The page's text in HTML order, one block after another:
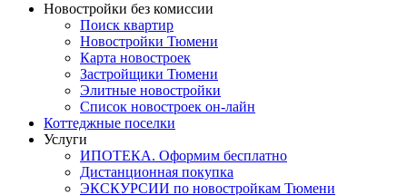
Новостройки без комиссии
Поиск квартир
Новостройки Тюмени
Карта новостроек
Застройщики Тюмени
Элитные новостройки
Список новостроек он-лайн
Коттеджные поселки
Услуги
ИПОТЕКА. Оформим бесплатно
Дистанционная покупка
ЭКСКУРСИИ по новостройкам Тюмени